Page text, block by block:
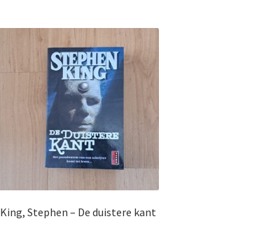
King, Stephen – De duistere kant